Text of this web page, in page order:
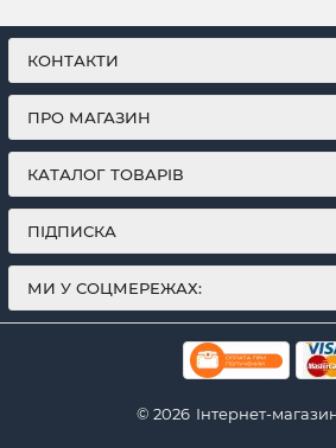
КОНТАКТИ
ПРО МАГАЗИН
КАТАЛОГ ТОВАРІВ
ПІДПИСКА
МИ У СОЦМЕРЕЖАХ:
© 2026 Інтернет-